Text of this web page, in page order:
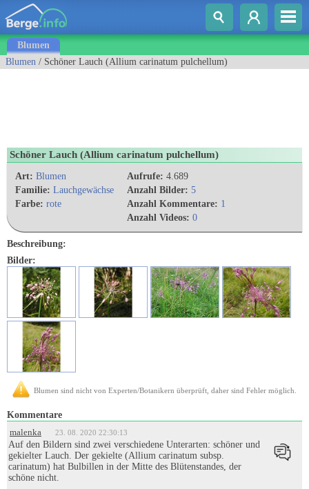
Blumen
Blumen / Schöner Lauch (Allium carinatum pulchellum)
Schöner Lauch (Allium carinatum pulchellum)
Art: Blumen
Familie: Lauchgewächse
Farbe: rote
Aufrufe: 4.689
Anzahl Bilder: 5
Anzahl Kommentare: 1
Anzahl Videos: 0
Beschreibung:
Bilder:
Blumen sind nicht von Experten/Botanikern überprüft, daher sind Fehler möglich.
Kommentare
malenka
23. 08. 2020 22:30:13
Auf den Bildern sind zwei verschiedene Unterarten: schöner und
gekielter Lauch. Der gekielte (Allium carinatum subsp.
carinatum) hat Bulbillen in der Mitte des Blütenstandes, der
schöne nicht.